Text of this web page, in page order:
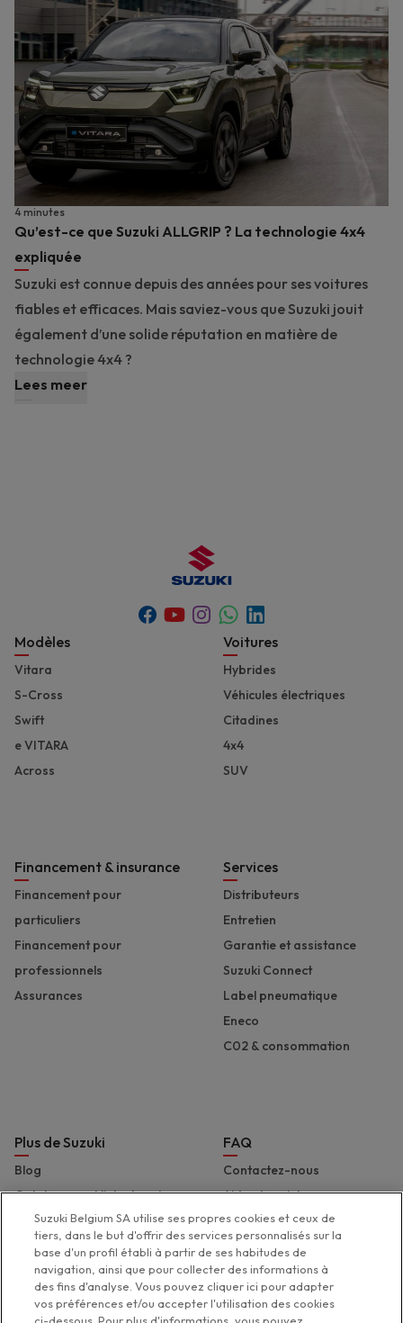
Qu’est-ce que Suzuki ALLGRIP ? La technologie 4x4
expliquée
4 minutes
Suzuki est connue depuis des années pour ses voitures
fiables et efficaces. Mais saviez-vous que Suzuki jouit
également d’une solide réputation en matière de
technologie 4x4 ?
Lees meer
Facebook
YoutubeInstagram
Whatsapp
Linkedin
Footer
Modèles
Vitara
S-Cross
Swift
e VITARA
Across
Voitures
Hybrides
Véhicules électriques
Citadines
4x4
SUV
Financement & insurance
Financement pour
particuliers
Financement pour
professionnels
Assurances
Services
Distributeurs
Entretien
Garantie et assistance
Suzuki Connect
Label pneumatique
Eneco
C02 & consommation
Plus de Suzuki
Blog
Catalogues et liste de prix
Presse
Suzuki Marine
Suzuki 2 Wheels
Suzuki Global
FAQ
Contactez-nous
Aide et assistance
Déclaration d'accessibilité
Suzuki Belgium SA utilise ses propres cookies et ceux de
tiers, dans le but d'offrir des services personnalisés sur la
base d'un profil établi à partir de ses habitudes de
navigation, ainsi que pour collecter des informations à
des fins d'analyse. Vous pouvez cliquer ici pour adapter
vos préférences et/ou accepter l'utilisation des cookies